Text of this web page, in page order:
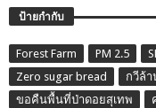
ป้ายกำกับ
Forest Farm PM 2.5
Zero sugar bread
กวีล้า
ขอคืนพื้นที่ป่าดอยสุเทพ